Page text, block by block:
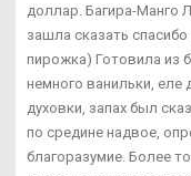
доллар. Багира-Манго
зашла сказать
пирожка) Готовила из
немного ванильки, еле
духовки, запах был
по средине надвое,
благоразумие. Более